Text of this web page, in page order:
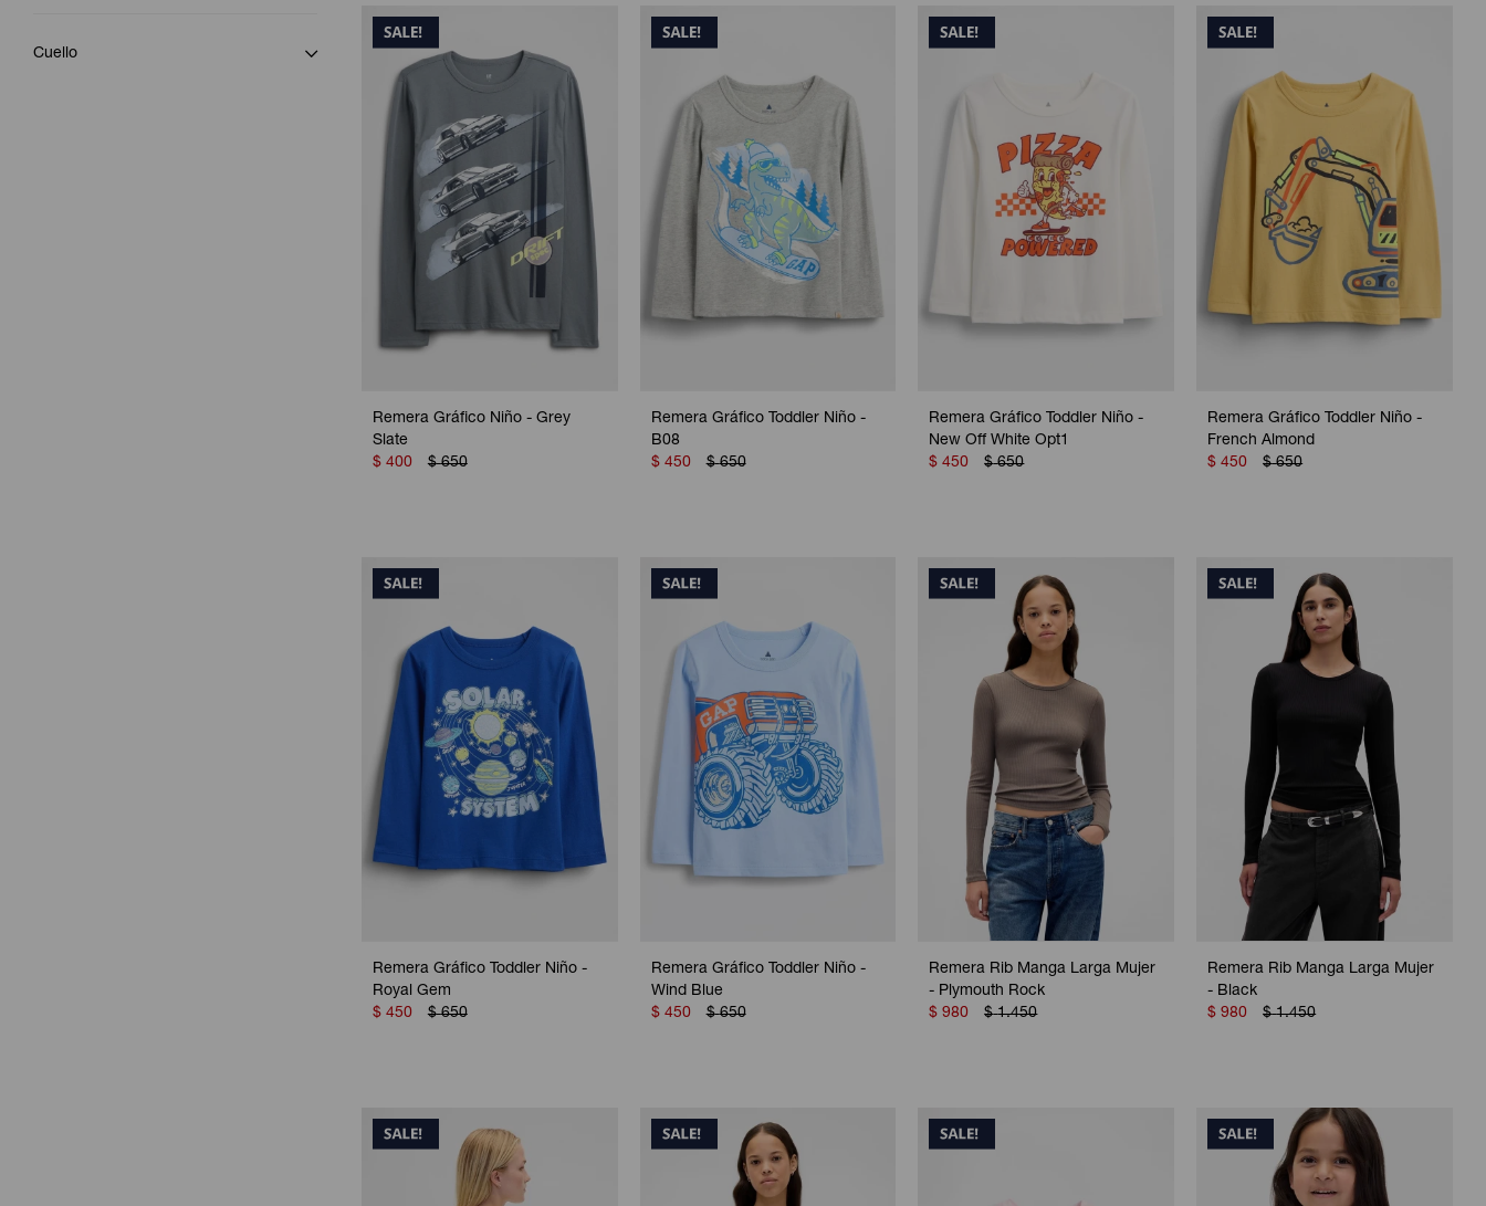
Remera Gráfico Niño - Grey
Slate
$ 400 $ 650
Remera Gráfico Toddler Niño -
B08
$ 450 $ 650
Remera Gráfico Toddler Niño -
New Off White Opt1
$ 450 $ 650
Remera Gráfico Toddler Niño -
French Almond
$ 450 $ 650
Remera Gráfico Toddler Niño -
Royal Gem
$ 450 $ 650
Remera Gráfico Toddler Niño -
Wind Blue
$ 450 $ 650
Remera Rib Manga Larga Mujer
- Plymouth Rock
$ 980 $ 1.450
Remera Rib Manga Larga Mujer
- Black
$ 980 $ 1.450
Cuello